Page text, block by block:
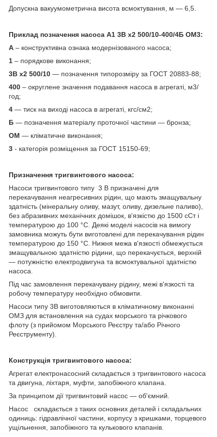
Допускна вакуумометрична висота всмоктування, м — 6,5.
Приклад позначення насоса А1 3В х2 500/10-400/4Б ОМ3:
А – конструктивна ознака модернізованого насоса;
1 – порядкове виконання;
3В х2 500/10 — позначення типорозміру за ГОСТ 20883-88;
400 – округлене значення подавання насоса в агрегаті, м3/
год;
4 — тиск на виході насоса в агрегаті, кгс/см2;
Б — позначення матеріалу проточної частини — бронза;
ОМ — кліматичне виконання;
3 - категорія розміщення за ГОСТ 15150-69;
Призначення тригвинтового насоса:
Насоси тригвинтового типу 3 В призначені для
перекачування неагресивних рідин, що мають змащувальну
здатність (мінеральну оливу, мазут, оливу, дизельне паливо),
без абразивних механічних домішок, в'язкістю до 1500 сСт і
температурою до 100 °C. Деякі моделі насосів на вимогу
замовника можуть бути виготовлені для перекачування рідин
температурою до 150 °C. Нижня межа в'язкості обмежується
змащувальною здатністю рідини, що перекачується, верхній
— потужністю електродвигуна та всмоктувальної здатністю
насоса.
Під час замовлення перекачувану рідину, межі в'язкості та
робочу температуру необхідно обмовити.
Насоси типу 3В виготовляються в кліматичному виконанні
ОМЗ для встановлення на судах морського та річкового
флоту (з прийомом Морського Реєстру та/або Річного
Реєструменту).
Конструкція тригвинтового насоса:
Агрегат електронасосний складається з тригвинтового насоса
та двигуна, ліхтаря, муфти, запобіжного клапана.
За принципом дії тригвинтовий насос — об'ємний.
Насос складається з таких основних деталей і складальних
одиниць: гідравлічної частини, корпусу з кришками, торцевого
ущільнення, запобіжного та кулькового клапанів.